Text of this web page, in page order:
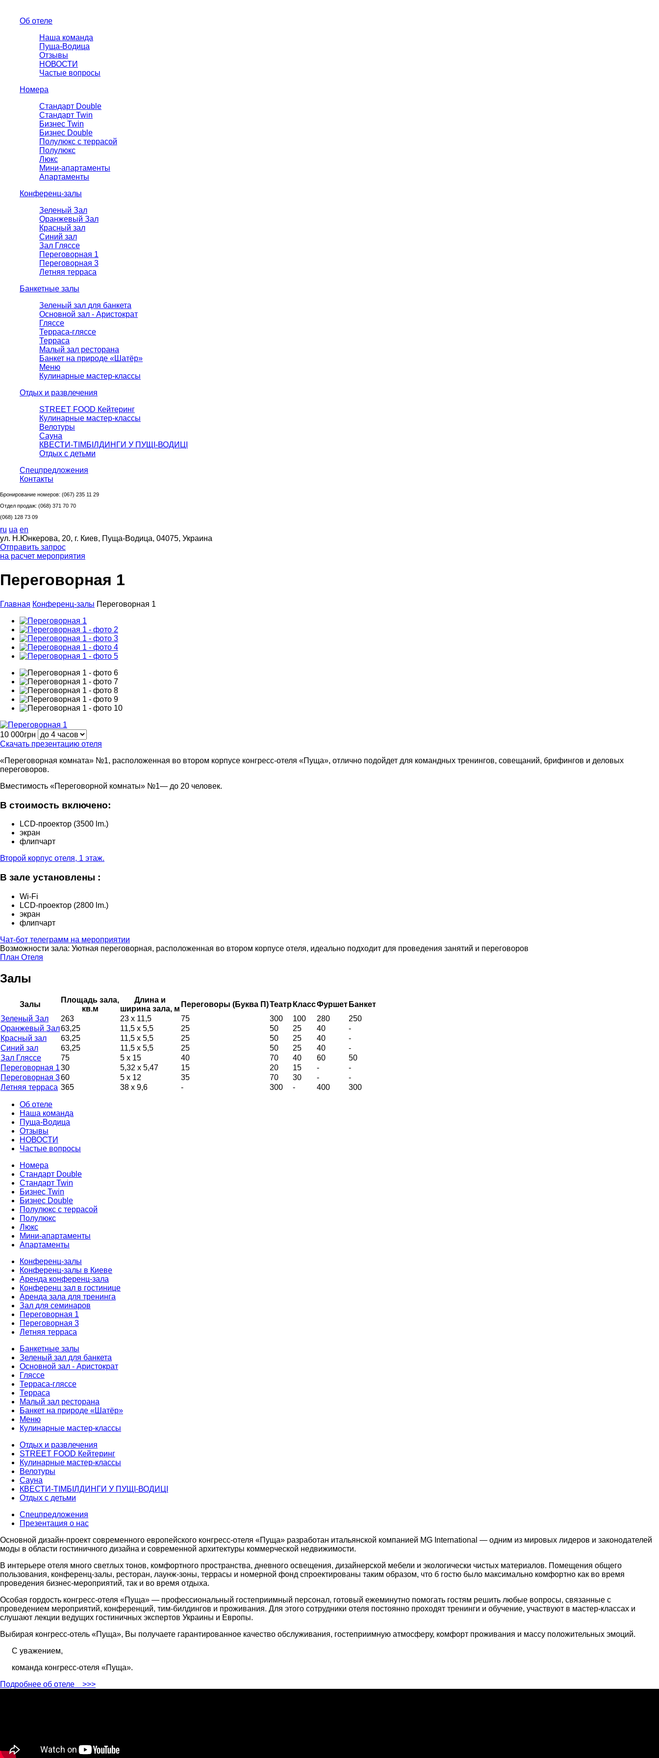
Об отеле
Наша команда
Пуща-Водица
Отзывы
НОВОСТИ
Частые вопросы
Номера
Стандарт Double
Стандарт Twin
Бизнес Twin
Бизнес Double
Полулюкс с террасой
Полулюкс
Люкс
Мини-апартаменты
Апартаменты
Конференц-залы
Зеленый Зал
Оранжевый Зал
Красный зал
Синий зал
Зал Гляссе
Переговорная 1
Переговорная 3
Летняя терраса
Банкетные залы
Зеленый зал для банкета
Основной зал - Аристократ
Гляссе
Терраса-гляссе
Терраса
Малый зал ресторана
Банкет на природе «Шатёр»
Меню
Кулинарные мастер-классы
Отдых и развлечения
STREET FOOD Кейтеринг
Кулинарные мастер-классы
Велотуры
Сауна
КВЕСТИ-ТІМБІЛДИНГИ У ПУЩІ-ВОДИЦІ
Отдых с детьми
Спецпредложения
Контакты
Бронирование номеров: (067) 235 11 29
Отдел продаж: (068) 371 70 70
(068) 128 73 09
ru ua en
ул. Н.Юнкерова, 20, г. Киев, Пуща-Водица, 04075, Украина
Отправить запрос
на расчет мероприятия
Переговорная 1
Главная Конференц-залы Переговорная 1
10 000грн
Скачать презентацию отеля
«Переговорная комната» №1, расположенная во втором корпусе конгресс-отеля «Пуща», отлично подойдет для командных тренингов, совещаний, брифингов и деловых
переговоров.
Вместимость «Переговорной комнаты» №1― до 20 человек.
В стоимость включено:
LCD-проектор (3500 lm.)
экран
флипчарт
Второй корпус отеля, 1 этаж.
В зале установлены :
Wi-Fi
LCD-проектор (2800 lm.)
экран
флипчарт
Чат-бот телеграмм на мероприятии
Возможности зала: Уютная переговорная, расположенная во втором корпусе отеля, идеально подходит для проведения занятий и переговоров
План Отеля
Залы
Залы
Площадь зала,
кв.м
Длина и
ширина зала, м
Переговоры (Буква П)Театр КлассФуршет Банкет
Зеленый Зал
263 23 х 11,5 75 300 100 280
250
Оранжевый Зал63,25 11,5 х 5,5 25 50 25 40
-
Красный зал
63,25 11,5 х 5,5 25 50 25 40
-
Синий зал
63,25 11,5 х 5,5 25 50 25 40
-
Зал Гляссе
75 5 х 15 40 70 40 60
50
Переговорная 130 5,32 х 5,47 15 20 15 -
-
Переговорная 360 5 х 12 35 70 30 -
-
Летняя терраса 365 38 х 9,6 - 300 - 400 300
Об отеле
Наша команда
Пуща-Водица
Отзывы
НОВОСТИ
Частые вопросы
Номера
Стандарт Double
Стандарт Twin
Бизнес Twin
Бизнес Double
Полулюкс с террасой
Полулюкс
Люкс
Мини-апартаменты
Апартаменты
Конференц-залы
Конференц-залы в Киеве
Аренда конференц-зала
Конференц зал в гостинице
Аренда зала для тренинга
Зал для семинаров
Переговорная 1
Переговорная 3
Летняя терраса
Банкетные залы
Зеленый зал для банкета
Основной зал - Аристократ
Гляссе
Терраса-гляссе
Терраса
Малый зал ресторана
Банкет на природе «Шатёр»
Меню
Кулинарные мастер-классы
Отдых и развлечения
STREET FOOD Кейтеринг
Кулинарные мастер-классы
Велотуры
Сауна
КВЕСТИ-ТІМБІЛДИНГИ У ПУЩІ-ВОДИЦІ
Отдых с детьми
Спецпредложения
Презентация о нас
Основной дизайн-проект современного европейского конгресс-отеля «Пуща» разработан итальянской компанией MG International ― одним из мировых лидеров и законодателей
моды в области гостиничного дизайна и современной архитектуры коммерческой недвижимости.
В интерьере отеля много светлых тонов, комфортного пространства, дневного освещения, дизайнерской мебели и экологически чистых материалов. Помещения общего
пользования, конференц-залы, ресторан, лаунж-зоны, террасы и номерной фонд спроектированы таким образом, что б гостю было максимально комфортно как во время
проведения бизнес-мероприятий, так и во время отдыха.
Особая гордость конгресс-отеля «Пуща» ― профессиональный гостеприимный персонал, готовый ежеминутно помогать гостям решить любые вопросы, связанные с
проведением мероприятий, конференций, тим-билдингов и проживания. Для этого сотрудники отеля постоянно проходят тренинги и обучение, участвуют в мастер-классах и
слушают лекции ведущих гостиничных экспертов Украины и Европы.
Выбирая конгресс-отель «Пуща», Вы получаете гарантированное качество обслуживания, гостеприимную атмосферу, комфорт проживания и массу положительных эмоций.
С уважением,
команда конгресс-отеля «Пуща».
Подробнее об отеле >>>